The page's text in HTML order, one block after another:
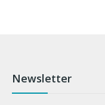
Newsletter